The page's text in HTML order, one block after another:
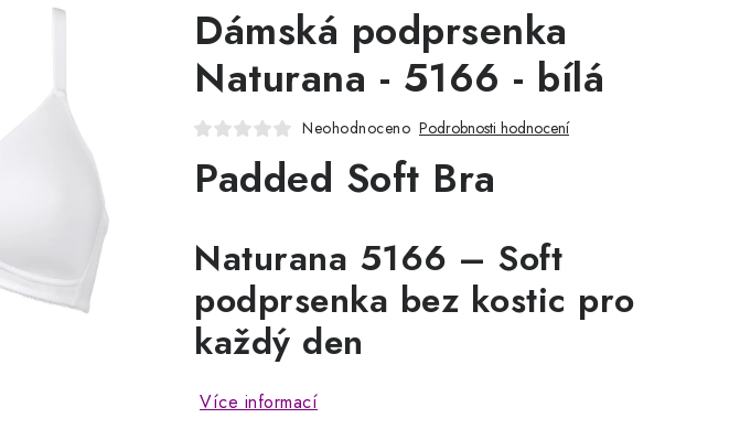
Dámská podprsenka
Naturana - 5166 - bílá
Neohodnoceno Podrobnosti hodnocení
Padded Soft Bra
Naturana 5166 – Soft
podprsenka bez kostic pro
každý den
Více informací